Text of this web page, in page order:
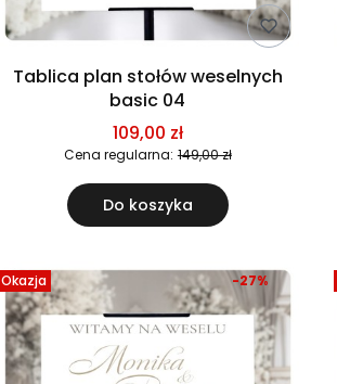
Tablica plan stołów weselnych
basic 04
109,00 zł
Cena regularna: 149,00 zł
Do koszyka
Okazja -27%